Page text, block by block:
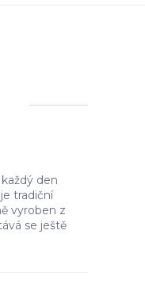
den
tradiční
vyroben z
se ještě